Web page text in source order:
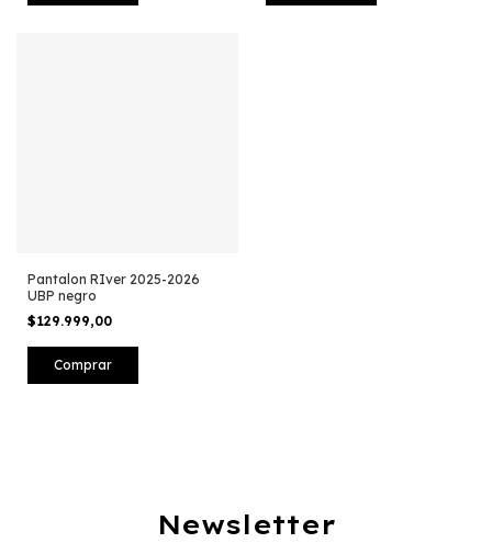
Pantalon RIver 2025-2026
UBP negro
$129.999,00
Comprar
Newsletter